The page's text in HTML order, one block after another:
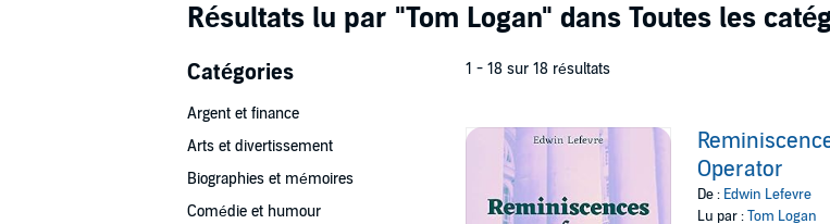
Résultats lu par "Tom Logan" dans Toutes les
Catégories
Argent et finance
Arts et divertissement
Biographies et mémoires
Comédie et humour
1 - 18 sur 18 résultats
Operator
De : Edwin Lefevre
Lu par :Tom Logan